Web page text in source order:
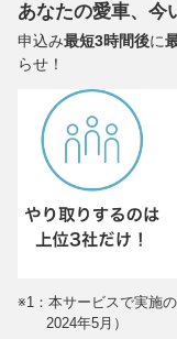
あなたの愛車、今
申込み最短3時間後に
らせ！
※1：本サービスで実施
2024年5月）